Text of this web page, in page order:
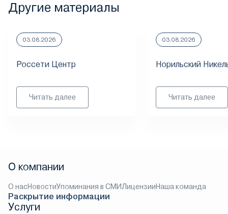
Другие материалы
03.08.2026
Россети Центр
Читать далее
03.08.2026
Норильский
Читать далее
О компании
О насНовостиУпоминания в СМИЛицензииНаша команда
Раскрытие информации
Услуги